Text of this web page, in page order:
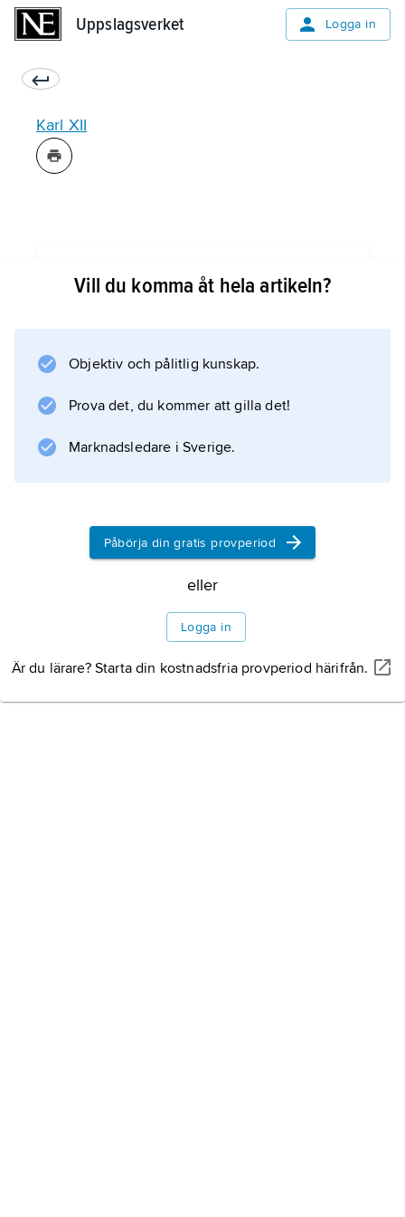
Uppslagsverket Logga in
Karl XII
Vill du komma åt hela artikeln?
Objektiv och pålitlig kunskap.
Prova det, du kommer att gilla det!
Marknadsledare i Sverige.
Påbörja din gratis provperiod
eller
Logga in
Är du lärare? Starta din kostnadsfria provperiod härifrån.